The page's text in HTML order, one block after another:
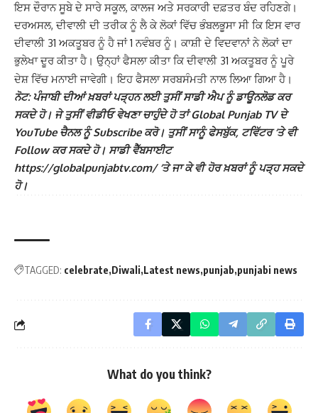
ਇਸ ਦੌਰਾਨ ਸੂਬੇ ਦੇ ਸਾਰੇ ਸਕੂਲ, ਕਾਲਜ ਅਤੇ ਸਰਕਾਰੀ ਦਫ਼ਤਰ ਬੰਦ ਰਹਿਣਗੇ।
ਦਰਅਸਲ, ਦੀਵਾਲੀ ਦੀ ਤਰੀਕ ਨੂੰ ਲੈ ਕੇ ਲੋਕਾਂ ਵਿੱਚ ਭੰਬਲਭੂਸਾ ਸੀ ਕਿ ਇਸ ਵਾਰ
ਦੀਵਾਲੀ 31 ਅਕਤੂਬਰ ਨੂੰ ਹੈ ਜਾਂ 1 ਨਵੰਬਰ ਨੂੰ। ਕਾਸ਼ੀ ਦੇ ਵਿਦਵਾਨਾਂ ਨੇ ਲੋਕਾਂ ਦਾ
ਭੁਲੇਖਾ ਦੂਰ ਕੀਤਾਹੈ। ਉਨ੍ਹਾਂ ਫੈਸਲਾ ਕੀਤਾ ਕਿ ਦੀਵਾਲੀ 31 ਅਕਤੂਬਰ ਨੂੰ ਪੂਰੇ
ਦੇਸ਼ ਵਿੱਚ ਮਨਾਈ ਜਾਵੇਗੀ। ਇਹ ਫੈਸਲਾ ਸਰਬਸੰਮਤੀ ਨਾਲ ਲਿਆ ਗਿਆ ਹੈ।
ਨੋਟ: ਪੰਜਾਬੀ ਦੀਆਂ ਖ਼ਬਰਾਂ ਪੜ੍ਹਨ ਲਈ ਤੁਸੀਂ ਸਾਡੀ ਐਪ ਨੂੰ ਡਾਊਨਲੋਡ ਕਰ
ਸਕਦੇ ਹੋ। ਜੇ ਤੁਸੀਂ ਵੀਡੀਓ ਵੇਖਣਾ ਚਾਹੁੰਦੇ ਹੋ ਤਾਂ Global Punjab TV ਦੇ
YouTube ਚੈਨਲ ਨੂੰ Subscribe ਕਰੋ। ਤੁਸੀਂ ਸਾਨੂੰ ਫੇਸਬੁੱਕ, ਟਵਿੱਟਰ ‘ਤੇ ਵੀ
Follow ਕਰ ਸਕਦੇ ਹੋ। ਸਾਡੀ ਵੈੱਬਸਾਈਟ
https://globalpunjabtv.com/ ‘ਤੇ ਜਾ ਕੇ ਵੀ ਹੋਰ ਖ਼ਬਰਾਂ ਨੂੰ ਪੜ੍ਹ ਸਕਦੇ
ਹੋ।
TAGGED: celebrate Diwali Latest news punjab punjabi news
What do you think?